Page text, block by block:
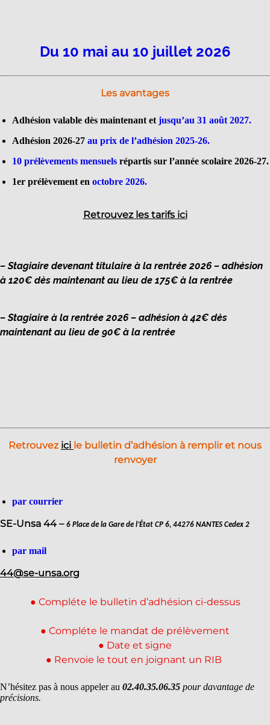
Du 10 mai au 10 juillet 2026
Les avantages
Adhésion valable dès maintenant et jusqu’au 31 août 2027.
Adhésion 2026-27 au prix de l’adhésion 2025-26.
10 prélèvements mensuels répartis sur l’année scolaire 2026-27.
1er prélèvement en octobre 2026.
Retrouvez les tarifs ici
– Stagiaire devenant titulaire à la rentrée 2026 – adhésion
à 120€ dès maintenant au lieu de 175€ à la rentrée
– Stagiaire à la rentrée 2026 – adhésion à 42€ dès
maintenant au lieu de 90€ à la rentrée
Retrouvez ici le bulletin d’adhésion à remplir et nous
renvoyer
par courrier
SE-Unsa 44 – 6 Place de la Gare de l’État CP 6, 44276 NANTES Cedex 2
par mail
44@se-unsa.org
● Compléte le bulletin d’adhésion ci-dessus
● Compléte le mandat de prélèvement
● Date et signe
● Renvoie le tout en joignant un RIB
N’hésitez pas à nous appeler au 02.40.35.06.35 pour davantage de
précisions.